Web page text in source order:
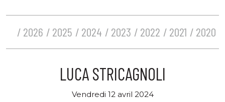
2026 2025 2024 2023 2022 2021 2020
LUCA STRICAGNOLI
Vendredi 12 avril 2024